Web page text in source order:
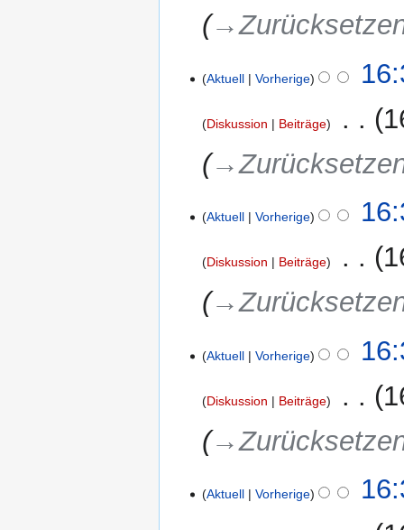
Aktuell Vorherige
Diskussion Beiträge
Aktuell Vorherige
Diskussion Beiträge
Aktuell Vorherige
Diskussion Beiträge
Aktuell Vorherige